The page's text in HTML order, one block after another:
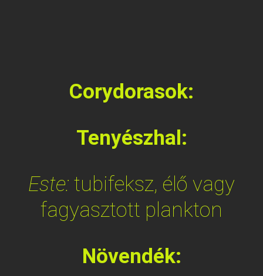
Corydorasok:
Tenyészhal:
Este: tubifeksz, élő vagy
fagyasztott plankton
Növendék: